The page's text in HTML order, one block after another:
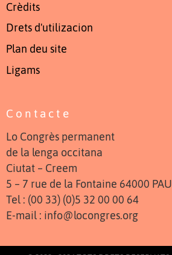
Crèdits
Drets d'utilizacion
Plan deu site
Ligams
Contacte
Lo Congrès permanent
de la lenga occitana
Ciutat – Creem
5 – 7 rue de la Fontaine 64000 PAU
Tel : (00 33) (0)5 32 00 00 64
E-mail : info@locongres.org